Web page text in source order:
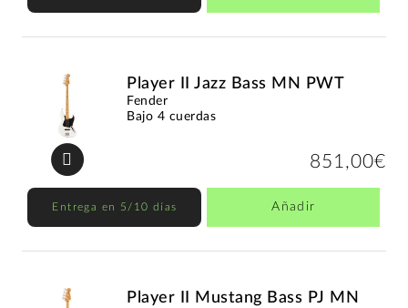
Player II Jazz Bass MN PWT
Fender
Bajo 4 cuerdas
851,00€
Entrega en 5/10 días Añadir
Player II Mustang Bass PJ MN